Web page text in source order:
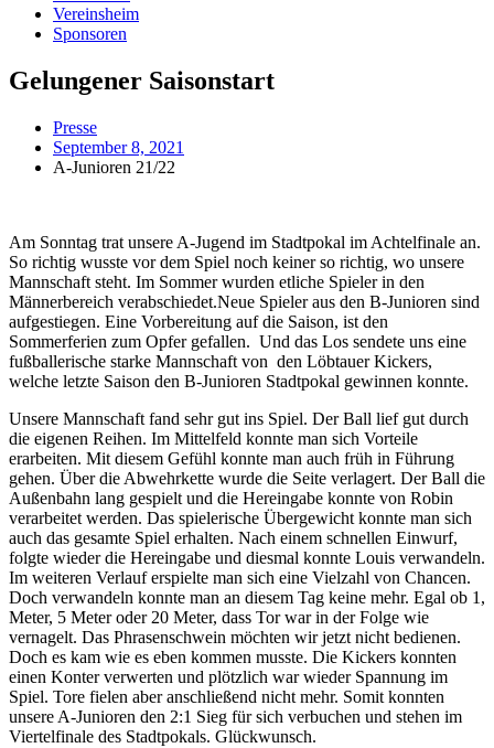
Vereinsheim
Sponsoren
Gelungener Saisonstart
Presse
September 8, 2021
A-Junioren 21/22
Am Sonntag trat unsere A-Jugend im Stadtpokal im Achtelfinale an.
So richtig wusste vor dem Spiel noch keiner so richtig, wo unsere
Mannschaft steht. Im Sommer wurden etliche Spieler in den
Männerbereich verabschiedet.Neue Spieler aus den B-Junioren sind
aufgestiegen. Eine Vorbereitung auf die Saison, ist den
Sommerferien zum Opfer gefallen. Und das Los sendete uns eine
fußballerische starke Mannschaft von den Löbtauer Kickers,
welche letzte Saison den B-Junioren Stadtpokal gewinnen konnte.
Unsere Mannschaft fand sehr gut ins Spiel. Der Ball lief gut durch
die eigenen Reihen. Im Mittelfeld konnte man sich Vorteile
erarbeiten. Mit diesem Gefühl konnte man auch früh in Führung
gehen. Über die Abwehrkette wurde die Seite verlagert. Der Ball die
Außenbahn lang gespielt und die Hereingabe konnte von Robin
verarbeitet werden. Das spielerische Übergewicht konnte man sich
auch das gesamte Spiel erhalten. Nach einem schnellen Einwurf,
folgte wieder die Hereingabe und diesmal konnte Louis verwandeln.
Im weiteren Verlauf erspielte man sich eine Vielzahl von Chancen.
Doch verwandeln konnte man an diesem Tag keine mehr. Egal ob 1,
Meter, 5 Meter oder 20 Meter, dass Tor war in der Folge wie
vernagelt. Das Phrasenschwein möchten wir jetzt nicht bedienen.
Doch es kam wie es eben kommen musste. Die Kickers konnten
einen Konter verwerten und plötzlich war wieder Spannung im
Spiel. Tore fielen aber anschließend nicht mehr. Somit konnten
unsere A-Junioren den 2:1 Sieg für sich verbuchen und stehen im
Viertelfinale des Stadtpokals. Glückwunsch.